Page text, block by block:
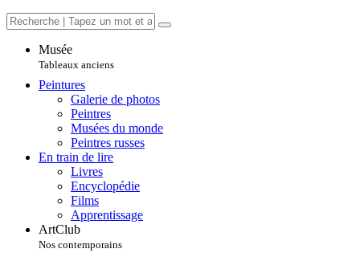
Musée
Tableaux anciens
Peintures
Galerie de photos
Peintres
Musées du monde
Peintres russes
En train de lire
Livres
Encyclopédie
Films
Apprentissage
ArtClub
Nos contemporains